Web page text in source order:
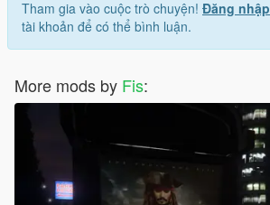
Tham gia vào cuộc trò chuyện! Đăng nhập
tài khoản để có thể bình luận.
More mods by Fis: